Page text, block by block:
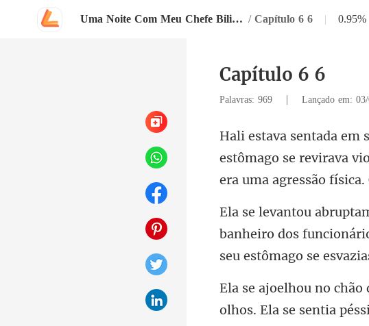
Uma Noite Com Meu Chefe Bilionário / Capítulo 6 6 | 0.95%
Capítulo 6 6
Palavras: 969 | Lançado em:
stômago se revirava
e
banheiro dos